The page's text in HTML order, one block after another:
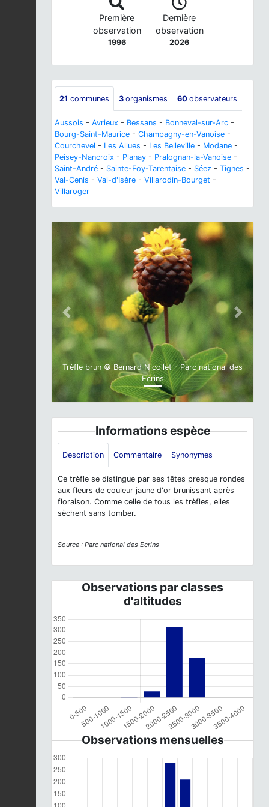
Première
observation
1996
Dernière
observation
2026
21 communes 3 organismes 60 observateurs
Aussois - Avrieux - Bessans - Bonneval-sur-Arc -
Bourg-Saint-Maurice - Champagny-en-Vanoise -
Courchevel - Les Allues - Les Belleville - Modane -
Peisey-Nancroix - Planay - Pralognan-la-Vanoise -
Saint-André - Sainte-Foy-Tarentaise - Séez - Tignes -
Val-Cenis - Val-d'Isère - Villarodin-Bourget -
Villaroger
Trèfle brun © Bernard Nicollet - Parc national des
Ecrins
Previous Next
Informations espèce
Description Commentaire Synonymes
Ce trèfle se distingue par ses têtes presque rondes
aux fleurs de couleur jaune d'or brunissant après
floraison. Comme celle de tous les trèfles, elles
sèchent sans tomber.
Source : Parc national des Ecrins
Observations par classes
d'altitudes
Observations mensuelles